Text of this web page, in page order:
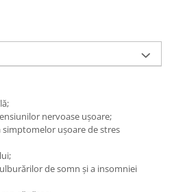
nervoase ușoare;
ușoare de stres
de somn și a insomniei